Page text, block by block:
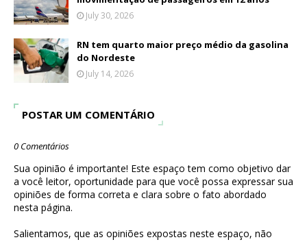
July 30, 2026
RN tem quarto maior preço médio da gasolina
do Nordeste
July 14, 2026
POSTAR UM COMENTÁRIO
0 Comentários
Sua opinião é importante! Este espaço tem como objetivo dar
a você leitor, oportunidade para que você possa expressar sua
opiniões de forma correta e clara sobre o fato abordado
nesta página.
Salientamos, que as opiniões expostas neste espaço, não